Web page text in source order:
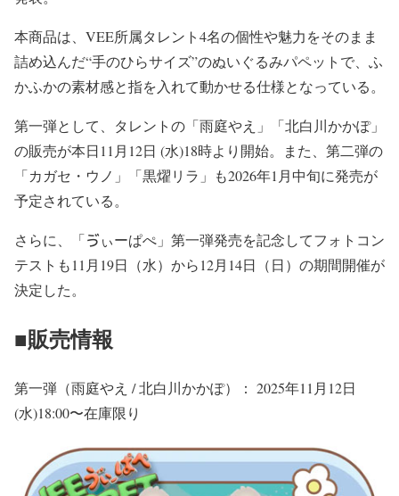
本商品は、VEE所属タレント4名の個性や魅力をそのまま
詰め込んだ“手のひらサイズ”のぬいぐるみパペットで、ふ
かふかの素材感と指を入れて動かせる仕様となっている。
第一弾として、タレントの「雨庭やえ」「北白川かかぽ」
の販売が本日11月12日 (水)18時より開始。また、第二弾の
「カガセ・ウノ」「黒燿リラ」も2026年1月中旬に発売が
予定されている。
さらに、「ゔぃーぱぺ」第一弾発売を記念してフォトコン
テストも11月19日（水）から12月14日（日）の期間開催が
決定した。
■販売情報
第一弾（雨庭やえ / 北白川かかぽ）： 2025年11月12日
(水)18:00〜在庫限り